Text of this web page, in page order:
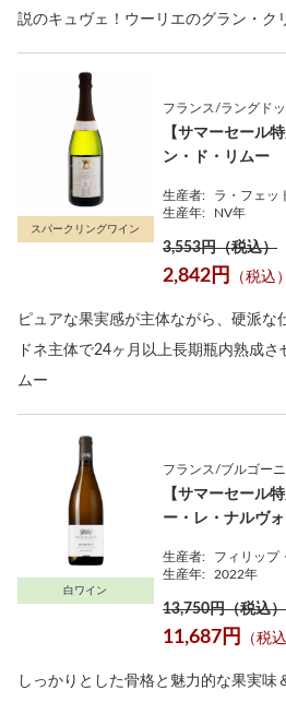
説のキュヴェ！ウーリエのグラン・ク
スパークリングワイン
フランス/ラングド
【サマーセール
ン・ド・リムー
生産者:
ラ・フェッ
生産年:
NV年
3,553円（税込）
2,842円 （税込）
ピュアな果実感が主体ながら、硬派な
ドネ主体で24ヶ月以上長期瓶内熟成
ムー
白ワイン
フランス/ブルゴーニ
【サマーセール
ー・レ・ナルヴ
生産者:
フィリップ
生産年:
2022年
13,750円（税込）
11,687円 （税込
しっかりとした骨格と魅力的な果実味